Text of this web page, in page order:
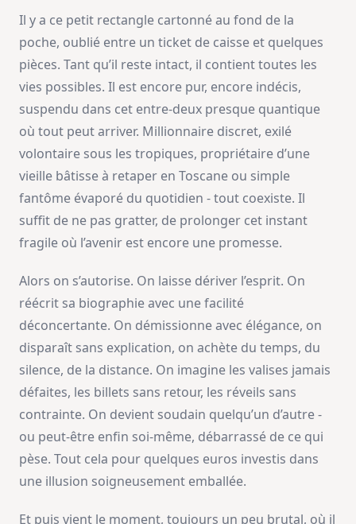
Il y a ce petit rectangle cartonné au fond de la
poche, oublié entre un ticket de caisse et quelques
pièces. Tant qu’il reste intact, il contient toutes les
vies possibles. Il est encore pur, encore indécis,
suspendu dans cet entre-deux presque quantique
où tout peut arriver. Millionnaire discret, exilé
volontaire sous les tropiques, propriétaire d’une
vieille bâtisse à retaper en Toscane ou simple
fantôme évaporé du quotidien - tout coexiste. Il
suffit de ne pas gratter, de prolonger cet instant
fragile où l’avenir est encore une promesse.
Alors on s’autorise. On laisse dériver l’esprit. On
réécrit sa biographie avec une facilité
déconcertante. On démissionne avec élégance, on
disparaît sans explication, on achète du temps, du
silence, de la distance. On imagine les valises jamais
défaites, les billets sans retour, les réveils sans
contrainte. On devient soudain quelqu’un d’autre -
ou peut-être enfin soi-même, débarrassé de ce qui
pèse. Tout cela pour quelques euros investis dans
une illusion soigneusement emballée.
Et puis vient le moment, toujours un peu brutal, où il